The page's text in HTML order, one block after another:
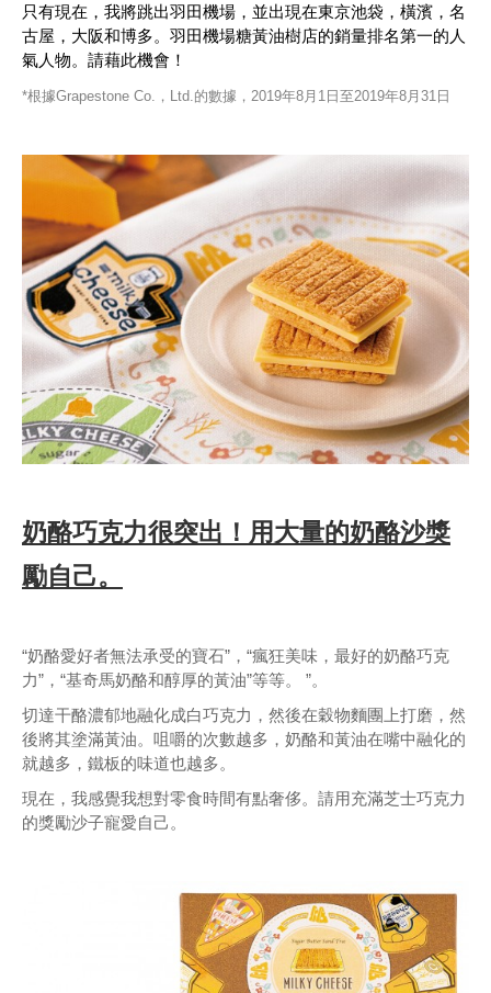
只有現在，我將跳出羽田機場，並出現在東京池袋，橫濱，名
古屋，大阪和博多。羽田機場糖黃油樹店的銷量排名第一的人
氣人物。請藉此機會！
*根據Grapestone Co.，Ltd.的數據，2019年8月1日至2019年8月31日
奶酪巧克力很突出！用大量的奶酪沙獎
勵自己。
“奶酪愛好者無法承受的寶石”，“瘋狂美味，最好的奶酪巧克
力”，“基奇馬奶酪和醇厚的黃油”等等。 ”。
切達干酪濃郁地融化成白巧克力，然後在穀物麵團上打磨，然
後將其塗滿黃油。咀嚼的次數越多，奶酪和黃油在嘴中融化的
就越多，鐵板的味道也越多。
現在，我感覺我想對零食時間有點奢侈。請用充滿芝士巧克力
的獎勵沙子寵愛自己。